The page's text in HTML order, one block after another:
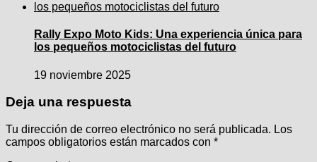
Rally Expo Moto Kids: Una experiencia única para
los pequeños motociclistas del futuro
19 noviembre 2025
Deja una respuesta
Tu dirección de correo electrónico no será publicada. Los
campos obligatorios están marcados con *